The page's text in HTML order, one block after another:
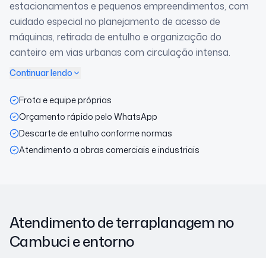
estacionamentos e pequenos empreendimentos, com
cuidado especial no planejamento de acesso de
máquinas, retirada de entulho e organização do
canteiro em vias urbanas com circulação intensa.
Continuar lendo
Frota e equipe próprias
Orçamento rápido pelo WhatsApp
Descarte de entulho conforme normas
Atendimento a obras comerciais e industriais
Atendimento de terraplanagem no
Cambucie entorno